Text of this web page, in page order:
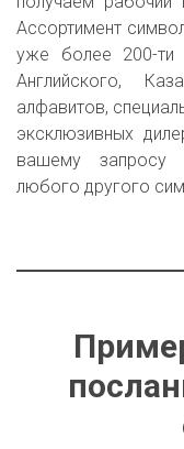
Ассортимент
уже более 200-ти
Английского,
алфавитов,
эксклюзивных
вашему запросу
любого другого